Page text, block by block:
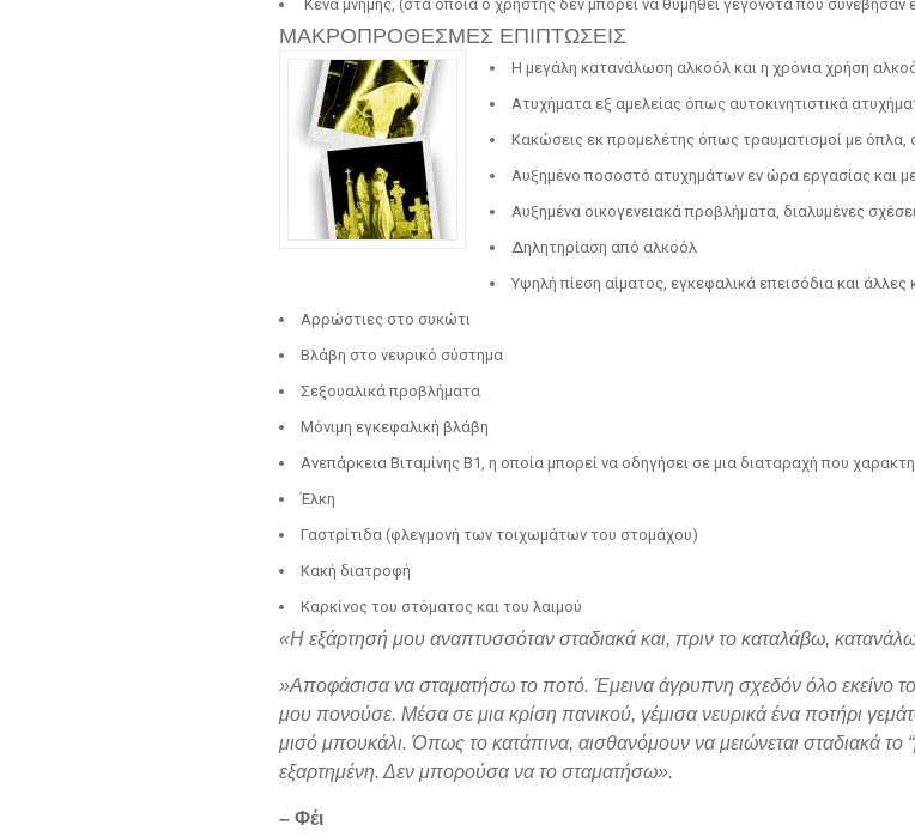
Κενά μνήμης, (στα οποία ο χρήστης δεν μπορεί να θυμηθεί γεγονότα που
ΜΑΚΡΟΠΡΟΘΕΣΜΕΣ ΕΠΙΠΤΩΣΕΙΣ
Η μεγάλη κατανάλωση αλκοόλ και η χρόνια χρήση
Ατυχήματα εξ αμελείας όπως αυτοκινητιστικά
Κακώσεις εκ προμελέτης όπως τραυματισμοί με όπλα,
Αυξημένο ποσοστό ατυχημάτων εν ώρα εργασίας και
Αυξημένα οικογενειακά προβλήματα, διαλυμένες
Δηλητηρίαση από αλκοόλ
Υψηλή πίεση αίματος, εγκεφαλικά επεισόδια και άλλες
Αρρώστιες στο συκώτι
Βλάβη στο νευρικό σύστημα
Σεξουαλικά προβλήματα
Μόνιμη εγκεφαλική βλάβη
Ανεπάρκεια Βιταμίνης B1, η οποία μπορεί να οδηγήσει σε μια διαταραχή που
Έλκη
Γαστρίτιδα (φλεγμονή των τοιχωμάτων του στομάχου)
Κακή διατροφή
Καρκίνος του στόματος και του λαιμού
«Η εξάρτησή μου αναπτυσσόταν σταδιακά και, πριν το καταλάβω,
»Αποφάσισα να σταματήσω το ποτό. Έμεινα άγρυπνη σχεδόν όλο εκείνο
μου πονούσε. Μέσα σε μια κρίση πανικού, γέμισα νευρικά ένα ποτήρι
μισό μπουκάλι. Όπως το κατάπινα, αισθανόμουν να μειώνεται σταδιακά το
εξαρτημένη. Δεν μπορούσα να το σταματήσω».
– Φέι